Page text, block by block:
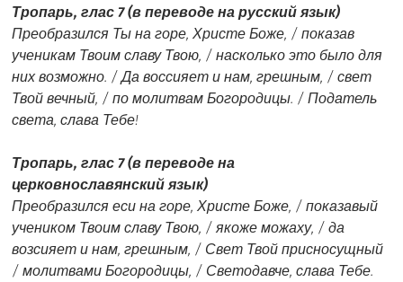
Тропарь, глас 7 (в переводе на русский язык)
Преобразился Ты на горе, Христе Боже, / показав
ученикам Твоим славу Твою, / насколько это было для
них возможно. / Да воссияет и нам, грешным, / свет
Твой вечный, / по молитвам Богородицы. / Податель
света, слава Тебе!
Тропарь, глас 7 (в переводе на
церковнославянский язык)
Преобразился еси на горе, Христе Боже, / показавый
учеником Твоим славу Твою, / якоже можаху, / да
возсияет и нам, грешным, / Свет Твой присносущный
/ молитвами Богородицы, / Светодавче, слава Тебе.